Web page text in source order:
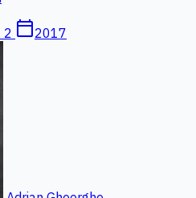
2 calendar_today2017